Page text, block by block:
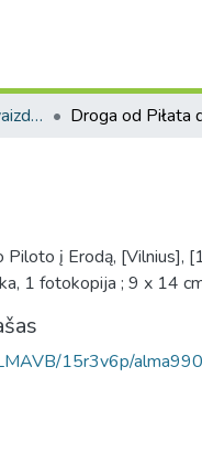
Vilnius. Bendri miesto vaizdai : miesto ir jo apylinkių fotografinių atvirukų rinkinys Droga od Piłata
Piloto į Erodą, [Vilnius],
1 fotokopija ; 9 x 14
15r3v6p/